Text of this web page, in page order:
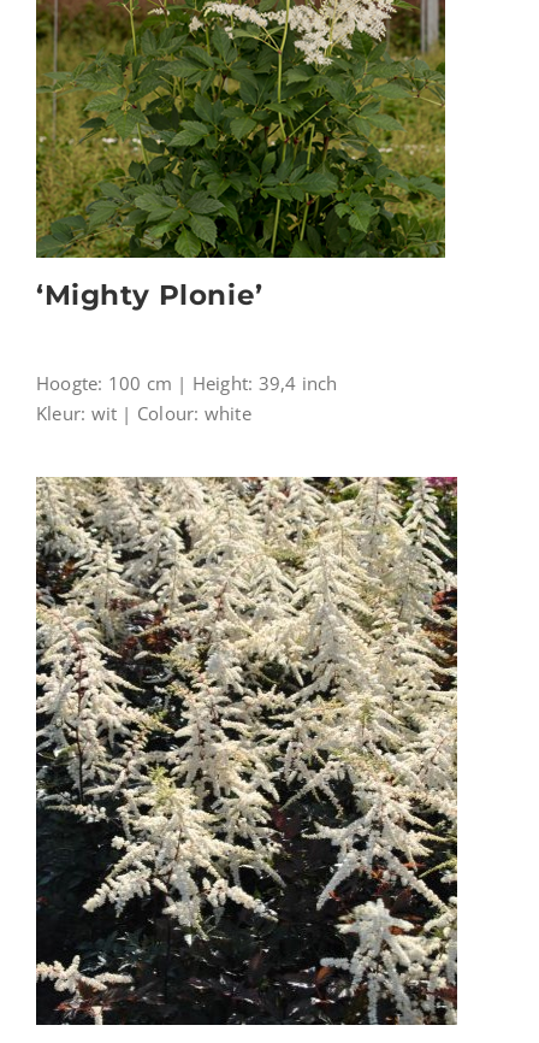
‘Mighty Plonie’
Hoogte: 100 cm | Height: 39,4 inch
Kleur: wit | Colour: white